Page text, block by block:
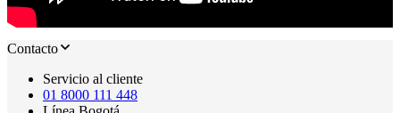
Contacto
Servicio al cliente
01 8000 111 448